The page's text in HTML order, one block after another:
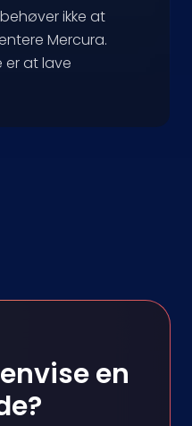
ikke at
Mercura.
er at lave
en